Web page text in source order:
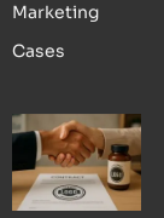
Marketing
Cases